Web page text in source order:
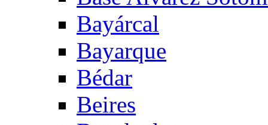
Bayárcal
Bayarque
Bédar
Beires